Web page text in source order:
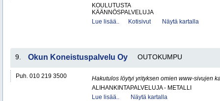
KOULUTUSTA
KÄÄNNÖSPALVELUJA
Lue lisää..
Kotisivut Näytä kartalla
9. Okun Koneistuspalvelu Oy OUTOKUMPU
Puh. 010 219 3500
Hakutulos löytyi yrityksen omien www-sivujen
ALIHANKINTAPALVELUJA - METALLI
Lue lisää..
Näytä kartalla